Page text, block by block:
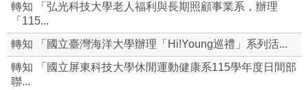
個別輔導轉介單
活動照片
轉知 「弘光科技大學老人福利與長期照顧事業系，辦理
「115...
轉知 「國立臺灣海洋大學辦理「Hi!Young巡禮」系列活...
轉知 「國立屏東科技大學休閒運動健康系115學年度日間部
聯...